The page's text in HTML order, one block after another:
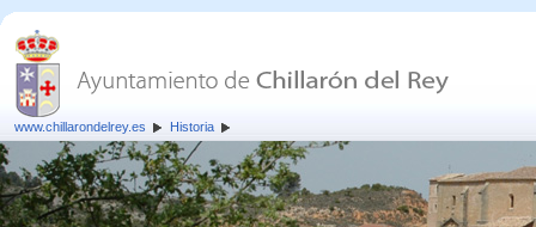
www.chillarondelrey.es Historia